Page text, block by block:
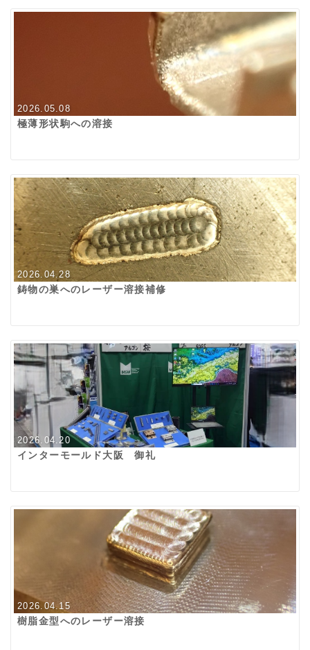
2026.05.08
極薄形状駒への溶接
2026.04.28
鋳物の巣へのレーザー溶接補修
2026.04.20
インターモールド大阪 御礼
2026.04.15
樹脂金型へのレーザー溶接